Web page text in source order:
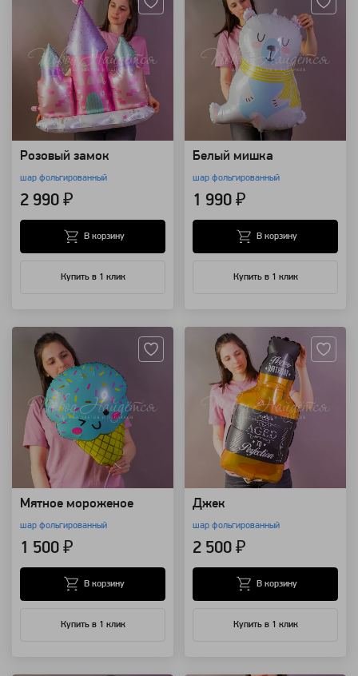
Розовый замок
шар фольгированный
2 990 ₽
Купить в 1 клик
В корзину
Белый мишка
шар фольгированный
1 990 ₽
Купить в 1 клик
В корзину
Мятное мороженое
шар фольгированный
1 500 ₽
Купить в 1 клик
В корзину
Джек
шар фольгированный
2 500 ₽
Купить в 1 клик
В корзину